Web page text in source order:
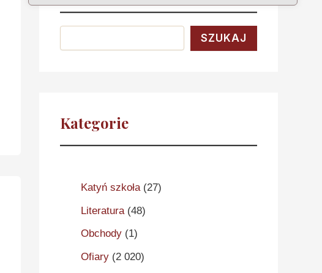
SZUKAJ
Kategorie
Katyń szkoła (27)
Literatura (48)
Obchody (1)
Ofiary (2 020)